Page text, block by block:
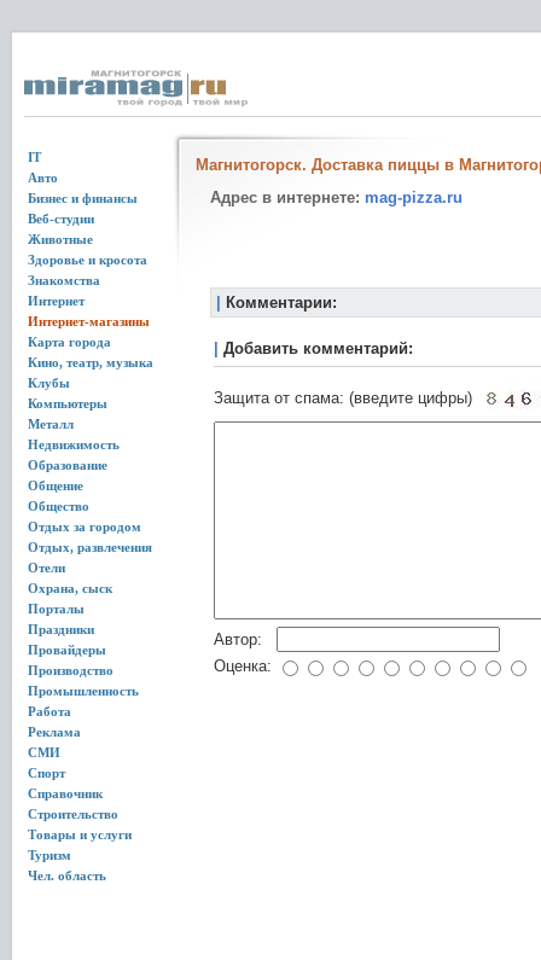
IT
Авто
Бизнес и финансы
Веб-студии
Животные
Здоровье и кросота
Знакомства
Интернет
Интернет-магазины
Карта города
Кино, театр, музыка
Клубы
Компьютеры
Металл
Недвижимость
Образование
Общение
Общество
Отдых за городом
Отдых, развлечения
Отели
Охрана, сыск
Порталы
Праздники
Провайдеры
Производство
Промышленность
Работа
Реклама
СМИ
Спорт
Справочник
Строительство
Товары и услуги
Туризм
Чел. область
Магнитогорск. Доставка пиццы в
Адрес в интернете: mag-pizza.ru
Комментарии:
Добавить комментарий:
Защита от спама: (введите цифры)
Автор:
Оценка: